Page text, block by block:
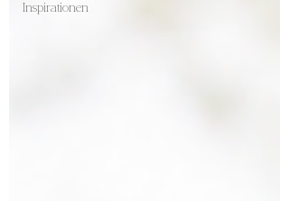
Inspirationen